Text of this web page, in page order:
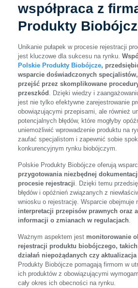
współpraca z
Produkty
Unikanie pułapek w procesie rejestracji
jest kluczowe dla sukcesu na rynku.
Polskie Produkty Biobójcze,
wsparcie doświadczonych
przejść przez skomplikowane
przeszkód . Dzięki wiedzy i
jest nie tylko efektywne zarejestrowanie
obowiązującymi przepisami, ale również
potencjalnych błędów, które mogłyby
uniemożliwić wprowadzenie produktu na
zaufać specjalistom i zapewnić sobie
konkurencyjnym rynku biobójczym.
Polskie Produkty Biobójcze oferują
przygotowania niezbędnej
procesie rejestracji . Dzięki temu
błędów i opóźnień związanych z
wniosku o rejestrację. Wsparcie obejmuje
interpretacji przepisów prawnych oraz
informacji o zmianach w regulacjach
Ważnym aspektem jest monitorowanie
rejestracji produktu biobójczego,
działań niepożądanych czy
Produkty Biobójcze pomagają firmom w
ich produktów z obowiązującymi
cały okres ich obecności na rynku.